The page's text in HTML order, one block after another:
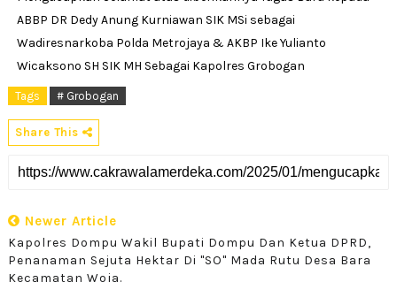
ABBP DR Dedy Anung Kurniawan SIK MSi sebagai
Wadiresnarkoba Polda Metrojaya & AKBP Ike Yulianto
Wicaksono SH SIK MH Sebagai Kapolres Grobogan
Tags # Grobogan
Share This
Newer Article
Kapolres Dompu Wakil Bupati Dompu Dan Ketua DPRD,
Penanaman Sejuta Hektar Di "SO" Mada Rutu Desa Bara
Kecamatan Woja.